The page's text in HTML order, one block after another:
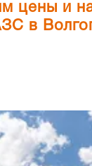
цены и
в